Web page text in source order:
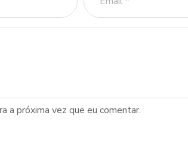
a próxima vez que eu comentar.